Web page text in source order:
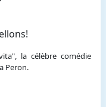
la célèbre comédie
Peron.